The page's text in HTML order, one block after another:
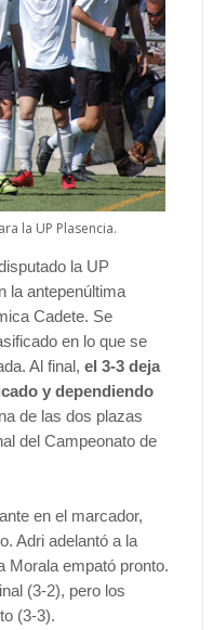
la UP Plasencia.
la UP
la antepenúltima
Cadete. Se
en lo que se
Al final, el 3-3 deja
y dependiendo
de las dos plazas
del Campeonato de
en el marcador,
Adri adelantó a la
Morala empató pronto.
(3-2), pero los
(3-3).